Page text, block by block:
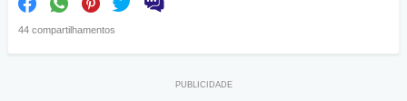
44 compartilhamentos